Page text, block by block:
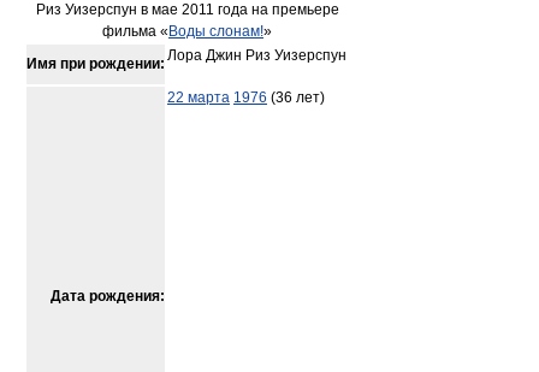
Риз Уизерспун в мае 2011 года на премьере
фильма « Воды слонам!»
Имя при рождении: Лора Джин Риз Уизерспун
Дата рождения:
22 марта 1976 (36 лет)